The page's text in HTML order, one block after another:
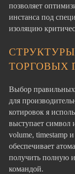
позволяет
инстанса под
изоляцию
ТОРГОВЫХ
Выбор правильных
для
котировок я
выступает символ
volume, timestamp
обеспечивает
получить полную
командой.